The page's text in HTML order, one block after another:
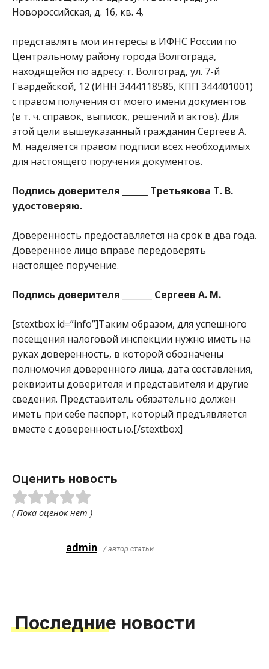
Новороссийская, д. 16, кв. 4,
представлять мои интересы в ИФНС России по
Центральному району города Волгограда,
находящейся по адресу: г. Волгоград, ул. 7-й
Гвардейской, 12 (ИНН 3444118585, КПП 344401001)
с правом получения от моего имени документов
(в т. ч. справок, выписок, решений и актов). Для
этой цели вышеуказанный гражданин Сергеев А.
М. наделяется правом подписи всех необходимых
для настоящего поручения документов.
Подпись доверителя ______ Третьякова Т. В.
удостоверяю.
Доверенность предоставляется на срок в два года.
Доверенное лицо вправе передоверять
настоящее поручение.
Подпись доверителя _______ Сергеев А. М.
[stextbox id=”info”]Таким образом, для успешного
посещения налоговой инспекции нужно иметь на
руках доверенность, в которой обозначены
полномочия доверенного лица, дата составления,
реквизиты доверителя и представителя и другие
сведения. Представитель обязательно должен
иметь при себе паспорт, который предъявляется
вместе с доверенностью.[/stextbox]
Оценить новость
( Пока оценок нет )
admin / автор статьи
Последние новости